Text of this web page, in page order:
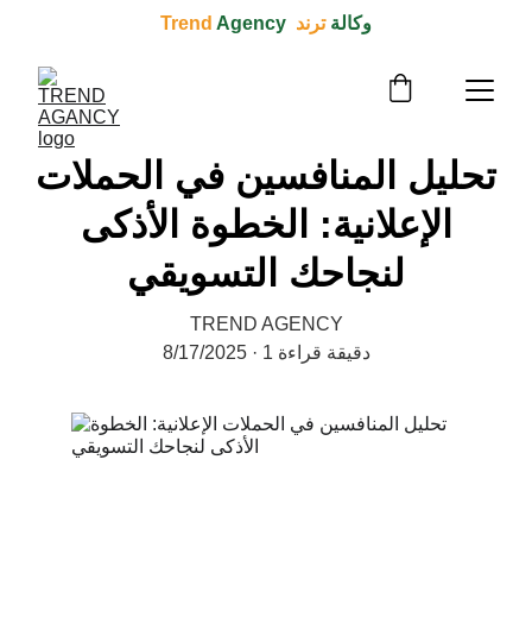
وكالة ترند  Trend Agency
تحليل المنافسين في الحملات
الإعلانية: الخطوة الأذكى
لنجاحك التسويقي
TREND AGENCY
8/17/2025
1 دقيقة قراءة